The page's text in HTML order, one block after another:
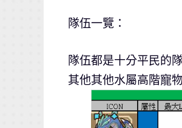
隊伍一覽：
隊伍都是十分平民的
其他其他水屬高階寵